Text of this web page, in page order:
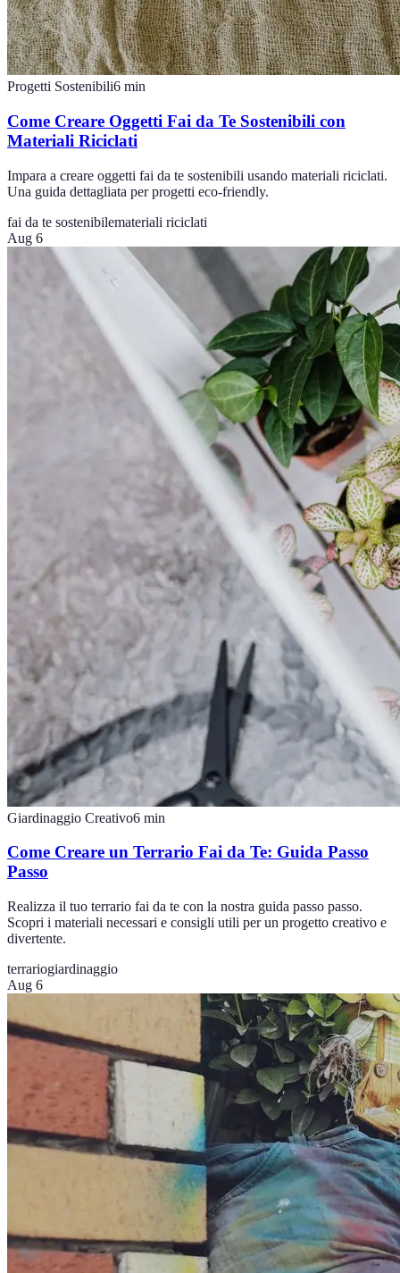
Progetti Sostenibili6 min
Come Creare Oggetti Fai da Te Sostenibili con
Materiali Riciclati
Impara a creare oggetti fai da te sostenibili usando materiali riciclati.
Una guida dettagliata per progetti eco-friendly.
fai da te sostenibilemateriali riciclati
Aug 6
Giardinaggio Creativo6 min
Come Creare un Terrario Fai da Te: Guida Passo
Passo
Realizza il tuo terrario fai da te con la nostra guida passo passo.
Scopri i materiali necessari e consigli utili per un progetto creativo e
divertente.
terrariogiardinaggio
Aug 6